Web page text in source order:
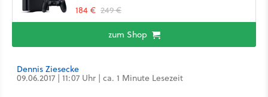
184 € 249 €
zum Shop
Dennis Ziesecke
09.06.2017 | 11:07 Uhr | ca. 1 Minute Lesezeit